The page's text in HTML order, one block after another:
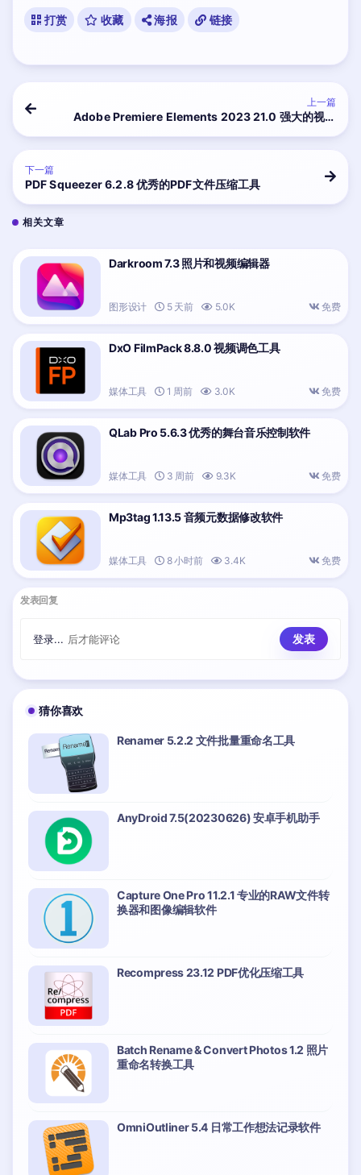
打赏 收藏 海报 链接
上一篇
Adobe Premiere Elements 2023 21.0 强大的视频
下一篇
PDF Squeezer 6.2.8 优秀的PDF文件压缩工具
相关文章
Darkroom 7.3 照片和视频编辑器
图形设计 5 天前 5.0K 免费
DxO FilmPack 8.8.0 视频调色工具
媒体工具 1 周前 3.0K 免费
QLab Pro 5.6.3 优秀的舞台音乐控制软件
媒体工具 3 周前 9.3K 免费
Mp3tag 1.13.5 音频元数据修改软件
媒体工具 8 小时前 3.4K 免费
发表回复
登录... 后才能评论
猜你喜欢
Renamer 5.2.2 文件批量重命名工具
AnyDroid 7.5(20230626) 安卓手机助手
Capture One Pro 11.2.1 专业的RAW文件转
换器和图像编辑软件
Recompress 23.12 PDF优化压缩工具
Batch Rename & Convert Photos 1.2 照片
重命名转换工具
OmniOutliner 5.4 日常工作想法记录软件